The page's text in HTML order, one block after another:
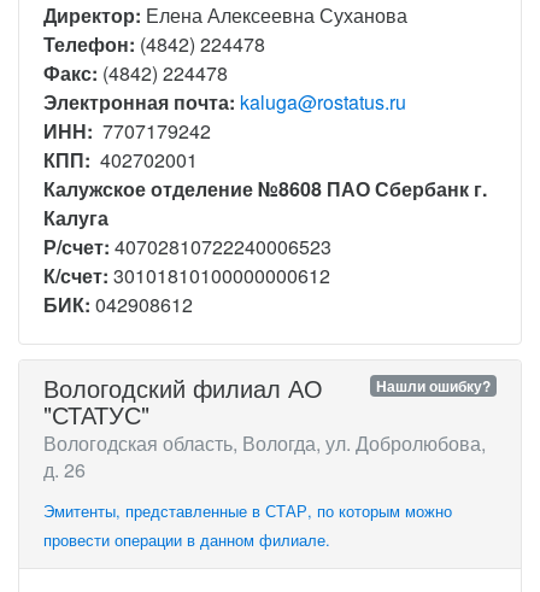
Директор: Елена Алексеевна Суханова
Телефон: (4842) 224478
Факс: (4842) 224478
Электронная почта: kaluga@rostatus.ru
ИНН: 7707179242
КПП: 402702001
Калужское отделение №8608 ПАО Сбербанк г.
Калуга
Р/счет: 40702810722240006523
К/счет: 30101810100000000612
БИК: 042908612
Нашли ошибку?
Вологодский филиал АО
"СТАТУС"
Вологодская область, Вологда, ул. Добролюбова,
д. 26
Эмитенты, представленные в СТАР, по которым можно
провести операции в данном филиале.